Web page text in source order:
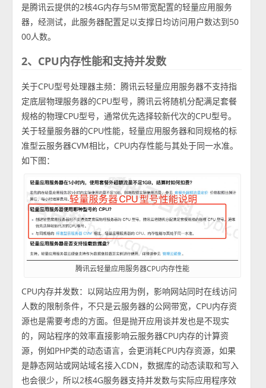
是腾讯云提供的2核4G内存与5M带宽配置的轻量应用服务
器，经测试，此服务器配置足以支撑日均访问用户数达到50
00人数。
2、CPU内存性能和支持并发数
关于CPU型号处理器主频：腾讯云轻量应用服务器不支持指
定底层物理服务器的CPU型号，腾讯云将随机分配满足套餐
规格的物理CPU型号，通常优先选择较新代次的CPU型号。
关于轻量服务器的CPU性能，轻量应用服务器和同规格的标
准型云服务器CVM相比，CPU内存性能与其处于同一水准。
如下图：
腾讯云轻量应用服务器CPU内存性能
CPU内存并发数：以网站应用为例，影响网站同时在线访问
人数的限制条件，不只是云服务器的公网带宽，CPU内存资
源也是需要考虑的方面。但是抛开应用谈并发也是不现实
的，网站程序的效率直接影响云服务器CPU内存的计算资
源，例如PHP类的动态语言，会更消耗CPU内存资源，如果
是静态网站或网站域名接入CDN，数据库的动态读取和写入
也会很少，所以2核4G服务器支持并发数与实际应用程序效